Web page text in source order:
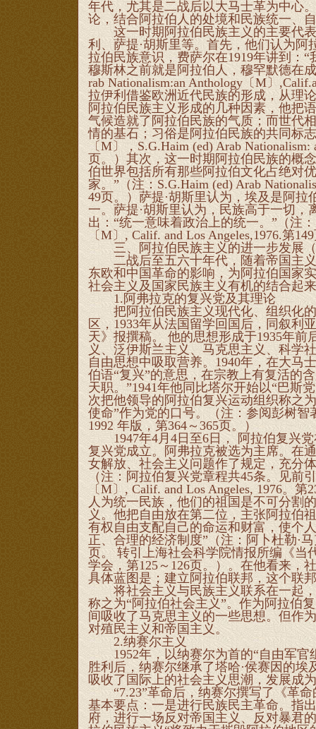
年代，尤其是二战后以大马士革为中心
论，结合阿拉伯人的处境和民族统一、
这一时期阿拉伯民族主义的主要代表
利、萨提·胡斯里等。首先，他们认为
拉伯民族意识，费萨尔在1919年讲到：
穆斯林之前就是阿拉伯人，穆罕默德在
rab Nationalism:an Anthology〔M〕
拉伊利借鉴欧洲近代民族的形成，从理
阿拉伯民族主义形成的几种因素，他把
气候造就了阿拉伯民族的气质；而世代
情的基石；习俗是阿拉伯民族的共同标
〔M〕，S.G.Haim (ed) Arab
页。）其次，这一时期阿拉伯民族的概
伯世界包括所有那些阿拉伯文化占绝对
家。”（注：S.G.Haim (ed) Arab
49页。）萨提·胡斯里认为，埃及是阿
一。萨提·胡斯里认为，民族高于一切
出：“统一意味着政治上的统一。”（注
〔M〕, Calif. and Los Angeles,1976.第
三、阿拉伯民族主义的进一步发展（
二战后至五六十年代，随着帝国主义
东欧和中国革命的影响，为阿拉伯国家
社会主义及国家民族主义有机的结合起
1.阿弗拉克的复兴党及其理论
把阿拉伯民族主义现代化、组织化的
区，1933年从法国留学回国后，同叙利
天》报撰稿。 他的思想形成于1935年
义、泛伊斯兰主义、马克思主义、科学
自由思想中吸取营养。1940年，在大马
伯语“复兴”的意思，在宗教上有复活的
天职。”1941年他同比塔尔开始以“巴斯
次把他领导的阿拉伯复兴运动组织称之
使命”作为党的口号。（注：参阅彭树
1992 年版，第364～365页。）
1947年4月4日至6日， 阿拉伯复兴党
复兴党成立。阿弗拉克被选为主席。在
女解放、社会主义问题作了规定，充分
（注：阿拉伯复兴党章程共45条。见前
〔M〕, Calif. and Los Angeles, 1976。
人为统一民族，他们的祖国是不可分割
义。他把自由放在第二位，主张阿拉伯
有权自由支配自己的命运和财富，使个
正、合理的经济制度”（注：阿卜杜勒·
页。 转引上海社会科学院情报所编《当
学会，第125～126页。）。在他看来，
具体蓝图是；建立阿拉伯联邦，这个联
将社会主义与民族主义联系在一起，
称之为“阿拉伯社会主义”。作为阿拉伯
间吸收了马克思主义的一些思想。但作
对殖民主义和帝国主义。
2.纳赛尔主义
1952年，以纳赛尔为首的“自由军官
胜利后，纳赛尔继承了塔哈·侯赛因的
吸收了国际上的社会主义思潮，发展成
“7.23”革命后，纳赛尔撰写了《革命
基本要点：一是进行民族民主革命。指
府，进行一场反对帝国主义、反对暴君